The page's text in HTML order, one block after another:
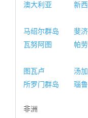
澳大利亚 新
马绍尔群岛 斐
瓦努阿图
帕劳
图瓦卢 汤加
所罗门群岛
瑙鲁
非洲